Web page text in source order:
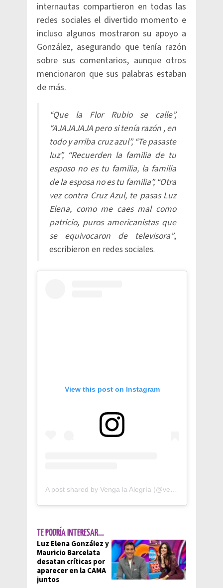
internautas compartieron en todas las
redes sociales el divertido momento e
incluso algunos mostraron su apoyo a
González, asegurando que tenía razón
sobre sus comentarios, aunque otros
mencionaron que sus palabras estaban
de más.
“Que la Flor Rubio se calle”,
“AJAJAJAJA pero si tenía razón , en
todo y arriba cruz azul”, “Te pasaste
luz”, “Recuerden la familia de tu
esposo no es tu familia, la familia
de la esposa no es tu familia”, “Otra
vez contra Cruz Azul, te pasas Luz
Elena, como me caes mal como
patricio, puros americanistas que
se equivocaron de televisora”,
escribieron en redes sociales.
View this post on Instagram
A post shared by Venga la Alegría (@vengalaalegria)
TE PODRÍA INTERESAR...
Luz Elena González y
Mauricio Barcelata
desatan críticas por
aparecer en la CAMA
juntos